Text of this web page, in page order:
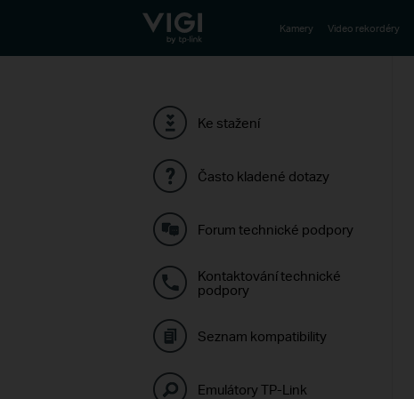
TP-Link, Reliably Smart Kamery Video rekordéry
Ke stažení
Často kladené dotazy
Forum technické podpory
Kontaktování technické
podpory
Seznam kompatibility
Emulátory TP-Link